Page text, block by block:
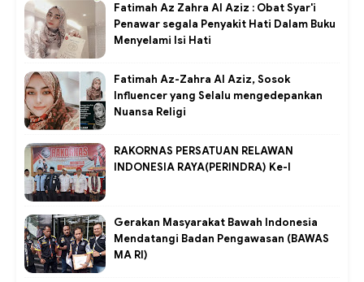
Fatimah Az Zahra Al Aziz : Obat Syar'i
Penawar segala Penyakit Hati Dalam Buku
Menyelami Isi Hati
Fatimah Az-Zahra Al Aziz, Sosok
Influencer yang Selalu mengedepankan
Nuansa Religi
RAKORNAS PERSATUAN RELAWAN
INDONESIA RAYA(PERINDRA) Ke-I
Gerakan Masyarakat Bawah Indonesia
Mendatangi Badan Pengawasan (BAWAS
MA RI)